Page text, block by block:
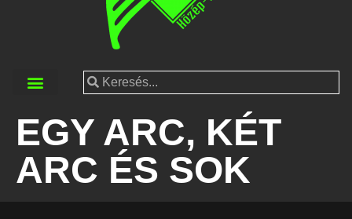
EGY ARC, KÉT
ARC ÉS SOK